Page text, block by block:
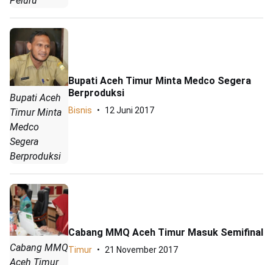
Bupati Aceh
Timur Minta
Medco
Segera
Berproduksi
Bupati Aceh Timur Minta Medco Segera
Berproduksi
Bisnis 12 Juni 2017
Cabang MMQ
Aceh Timur
Cabang MMQ Aceh Timur Masuk Semifinal
Timur 21 November 2017